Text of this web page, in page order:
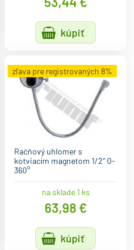
kúpiť
zľava pre registrovaných 8%
Račňový uhlomer s
kotviacím magnetom 1/2" 0-
360°
na sklade 1 ks
63,98 €
kúpiť